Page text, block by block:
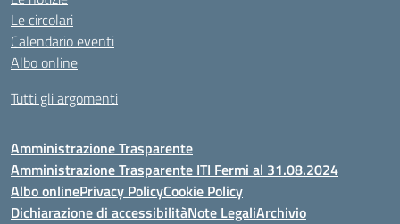
Le circolari
Calendario eventi
Albo online
Tutti gli argomenti
Amministrazione Trasparente
Amministrazione Trasparente ITI Fermi al 31.08.2024
Albo onlinePrivacy PolicyCookie Policy
Dichiarazione di accessibilitàNote LegaliArchivio